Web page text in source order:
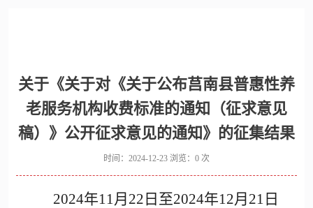
关于《关于对《关于公布莒南县普惠性养
老服务机构收费标准的通知（征求意见
稿）》公开征求意见的通知》的征集结果
时间：2024-12-23 浏览： 0 次
2024年11月22日至2024年12月21日